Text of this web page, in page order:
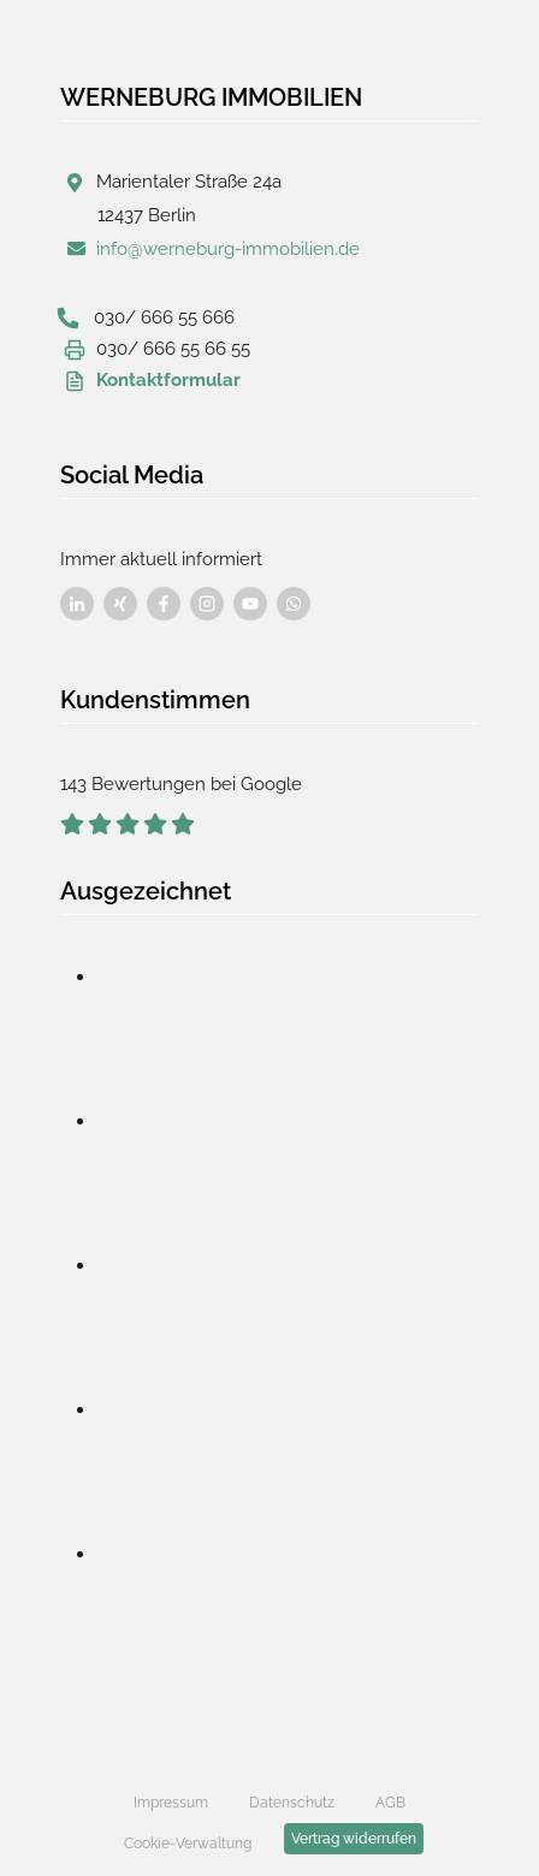
WERNEBURG IMMOBILIEN
Marientaler Straße 24a
12437 Berlin
info@werneburg-immobilien.de
030/ 666 55 666
030/ 666 55 66 55
Kontaktformular
Social Media
Immer aktuell informiert
Kundenstimmen
143 Bewertungen bei Google
Ausgezeichnet
Impressum Datenschutz AGB
Cookie-Verwaltung Vertrag widerrufen